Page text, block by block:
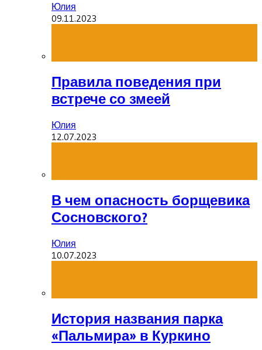
Юлия
09.11.2023
Правила поведения при
встрече со змеей
Юлия
12.07.2023
В чем опасность борщевика
Сосновского?
Юлия
10.07.2023
История названия парка
«Пальмира» в Куркино